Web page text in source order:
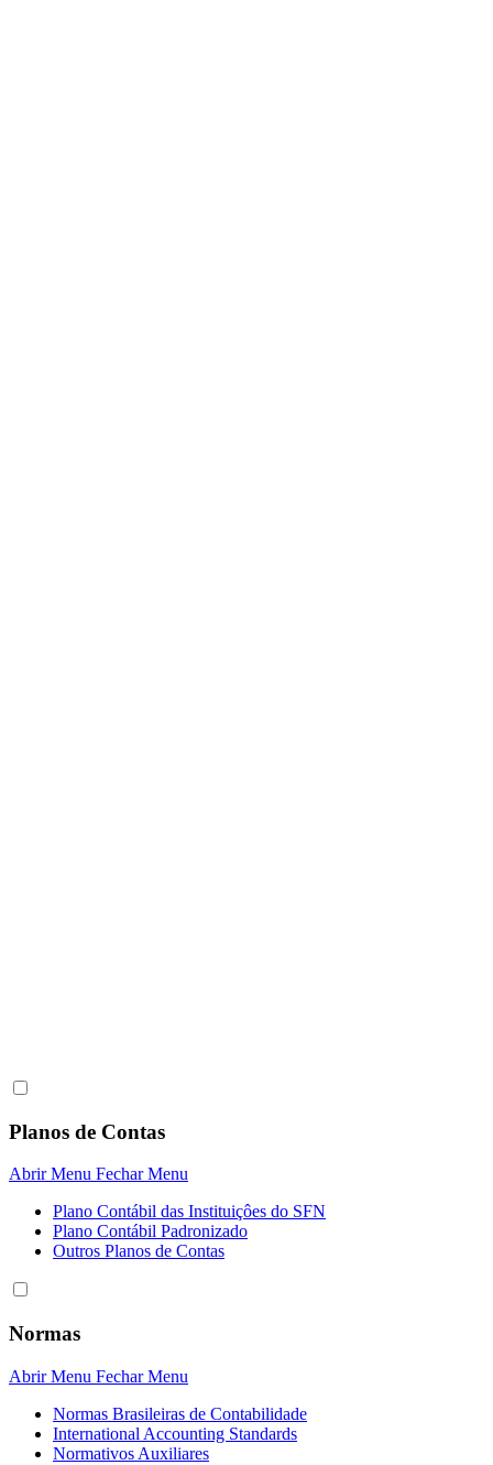
Planos de Contas
Abrir Menu Fechar Menu
Plano Contábil das Instituiçôes do SFN
Plano Contábil Padronizado
Outros Planos de Contas
Normas
Abrir Menu Fechar Menu
Normas Brasileiras de Contabilidade
International Accounting Standards
Normativos Auxiliares